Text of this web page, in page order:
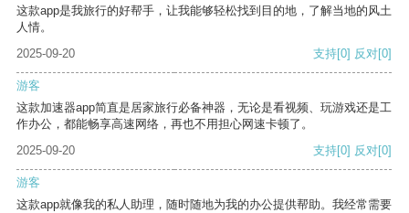
这款app是我旅行的好帮手，让我能够轻松找到目的地，了解当地的风土
人情。
2025-09-20
支持[0] 反对[0]
游客
这款加速器app简直是居家旅行必备神器，无论是看视频、玩游戏还是工
作办公，都能畅享高速网络，再也不用担心网速卡顿了。
2025-09-20
支持[0] 反对[0]
游客
这款app就像我的私人助理，随时随地为我的办公提供帮助。我经常需要